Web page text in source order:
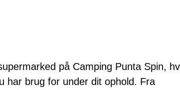
på Camping Punta Spin,
har brug for under dit ophold. Fra